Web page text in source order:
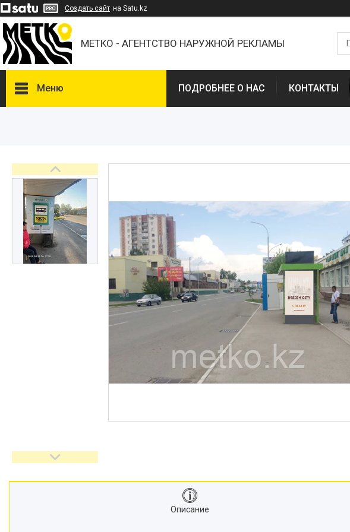
Создать сайт на Satu.kz
МЕТКО - АГЕНТСТВО НАРУЖНОЙ РЕКЛАМЫ
Меню ПОДРОБНЕЕ О НАС КОНТАКТЫ
Описание